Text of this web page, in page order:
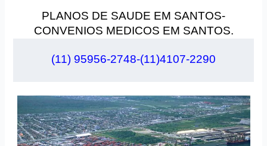
PLANOS DE SAUDE EM SANTOS-
CONVENIOS MEDICOS EM SANTOS.
(11) 95956-2748-(11)4107-2290